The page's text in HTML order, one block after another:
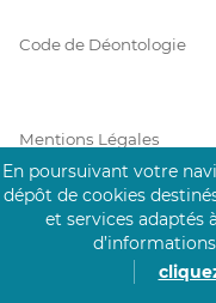
Code de Déontologie
Mentions Légales
Prérequis Click&Care
En poursuivant votre
dépôt de cookies
et services adaptés